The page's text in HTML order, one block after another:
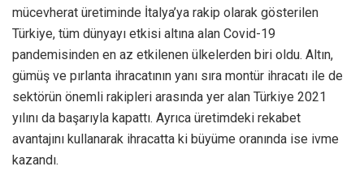
mücevherat üretiminde İtalya’ya rakip olarak gösterilen
Türkiye, tüm dünyayı etkisi altına alan Covid-19
pandemisinden en az etkilenen ülkelerden biri oldu. Altın,
gümüş ve pırlanta ihracatının yanı sıra montür ihracatı ile de
sektörün önemli rakipleri arasında yer alan Türkiye 2021
yılını da başarıyla kapattı. Ayrıca üretimdeki rekabet
avantajını kullanarak ihracatta ki büyüme oranında ise ivme
kazandı.